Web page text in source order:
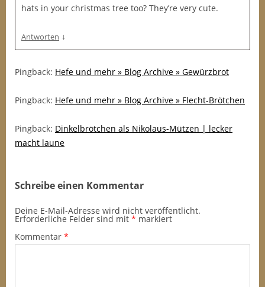
hats in your christmas tree too? They’re very cute.
Antworten ↓
Pingback: Hefe und mehr » Blog Archive » Gewürzbrot
Pingback: Hefe und mehr » Blog Archive » Flecht-Brötchen
Pingback: Dinkelbrötchen als Nikolaus-Mützen | lecker
macht laune
Schreibe einen Kommentar
Deine E-Mail-Adresse wird nicht veröffentlicht.
Erforderliche Felder sind mit * markiert
Kommentar *